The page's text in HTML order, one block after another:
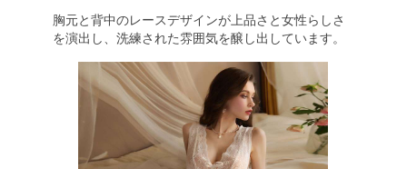
胸元と背中のレースデザインが上品さと女性らしさ
を演出し、洗練された雰囲気を醸し出しています。